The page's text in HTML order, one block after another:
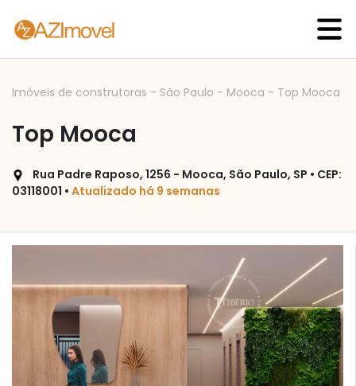
Imóveis de construtoras - São Paulo - Mooca - Top Mooca
Top Mooca
Rua Padre Raposo, 1256 - Mooca, São Paulo, SP • CEP:
03118001 • Atualizado há 9 semanas